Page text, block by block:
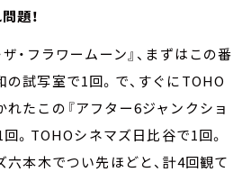
題！
ザ・フラワームーン』、まずはこの番
試写室で1回。で、すぐにTOHO
たこの『アフター6ジャンクショ
。TOHOシネマズ日比谷で1回。
本木でつい先ほどと、計4回観て